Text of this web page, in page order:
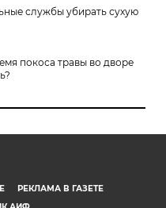
службы убирать сухую
покоса травы во дворе
РЕКЛАМА В ГАЗЕТЕ